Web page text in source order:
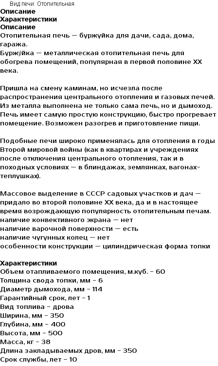
Вид печи: Отопительная
Описание
Характеристики
Описание
Отопительная печь — буржуйка для дачи, сада, дома,
гаража.
Буржу́йка — металлическая отопительная печь для
обогрева помещений, популярная в первой половине XX
века.
Пришла на смену каминам, но исчезла после
распространения центрального отопления и газовых печей.
Из металла выполнена не только сама печь, но и дымоход.
Печь имеет самую простую конструкцию, быстро прогревает
помещение. Возможен разогрев и приготовление пищи.
Подобные печи широко применялась для отопления в годы
Второй мировой войны (как в квартирах и учреждениях
после отключения центрального отопления, так и в
походных условиях — в блиндажах, землянках, вагонах-
теплушках).
Массовое выделение в СССР садовых участков и дач —
придало во второй половине ХХ века, да и в настоящее
время возрождающую популярность отопительным печам.
наличие конвективного экрана — нет
наличие варочной поверхности — есть
наличие чугунных колец — нет
особенности конструкции — цилиндрическая форма топки
Характеристики
Объем отапливаемого помещения, м.куб. - 60
Толщина свода топки, мм - 6
Диаметр дымохода, мм - 114
Гарантийный срок, лет - 1
Вид топлива - дрова
Ширина, мм - 350
Глубина, мм - 400
Высота, мм - 500
Масса, кг - 38
Длина закладываемых дров, мм - 350
Срок службы, лет – 10